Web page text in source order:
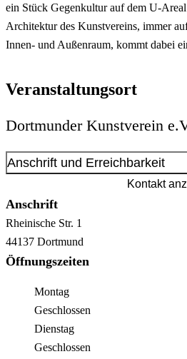
ein Stück Gegenkultur auf dem U-
Architektur des Kunstvereins, immer
Innen- und Außenraum, kommt dabei
Veranstaltungsort
Dortmunder Kunstverein
Anschrift und Erreichbarkeit
Kontakt
Anschrift
Rheinische Str. 1
44137 Dortmund
Öffnungszeiten
Montag
Geschlossen
Dienstag
Geschlossen